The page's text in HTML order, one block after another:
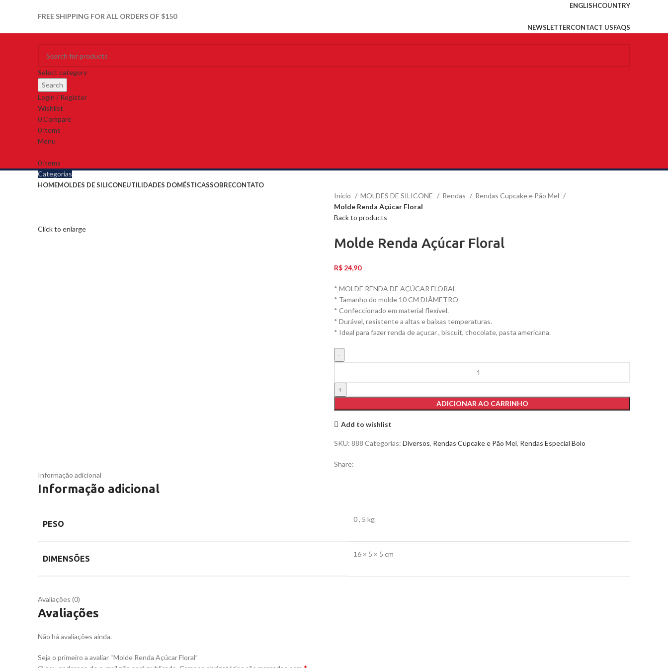
ENGLISHCOUNTRY
FREE SHIPPING FOR ALL ORDERS OF $150
NEWSLETTERCONTACT USFAQS
Select category
Search
Login / Register
Wishlist
0Compare
0items
Menu
0items
Categorias
HOMEMOLDES DE SILICONEUTILIDADES DOMÉSTICASSOBRECONTATO
Click to enlarge
Início MOLDES DE SILICONE Rendas
Rendas Cupcake e Pão Mel
Molde Renda Açúcar Floral
Back to products
Molde Renda Açúcar Floral
R$ 24,90
* MOLDE RENDA DE AÇÚCAR FLORAL
* Tamanho do molde 10 CM DIÂMETRO
* Confeccionado em material flexível.
* Durável, resistente a altas e baixas temperaturas.
* Ideal para fazer renda de açucar , biscuit, chocolate, pasta americana.
ADICIONAR AO CARRINHO
Add to wishlist
SKU: 888 Categorias: Diversos, Rendas Cupcake e Pão Mel, Rendas Especial Bolo
Share:
Informação adicional
Informação adicional
PESO
0, 5 kg
DIMENSÕES
16 × 5 × 5 cm
Avaliações (0)
Avaliações
Não há avaliações ainda.
Seja o primeiro a avaliar “Molde Renda Açúcar Floral”